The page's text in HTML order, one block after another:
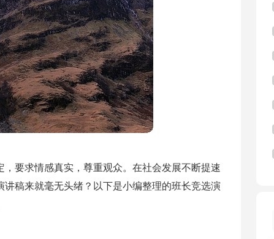
要求情感真实，尊重观众。在社会发展不断提速
稿来就毫无头绪？以下是小编整理的班长竞选演